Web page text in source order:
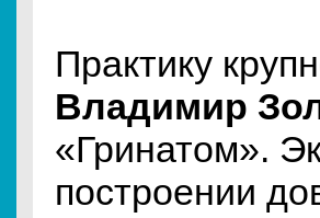
Практику
Владимир
«Гринатом».
построении